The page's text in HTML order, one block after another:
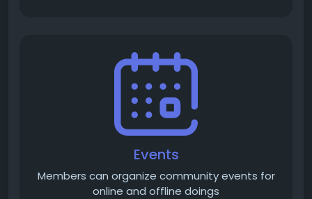
Events
Members can organize community events for
online and offline doings